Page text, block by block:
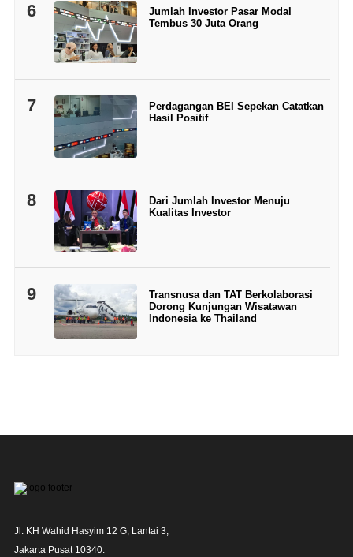
6
Jumlah Investor Pasar Modal
Tembus 30 Juta Orang
7
Perdagangan BEI Sepekan Catatkan
Hasil Positif
8
Dari Jumlah Investor Menuju
Kualitas Investor
9
Transnusa dan TAT Berkolaborasi
Dorong Kunjungan Wisatawan
Indonesia ke Thailand
Jl. KH Wahid Hasyim 12 G, Lantai 3,
Jakarta Pusat 10340.